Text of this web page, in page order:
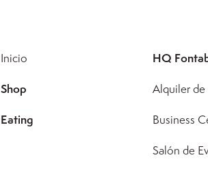
Inicio
Shop
Eating
HQ
Alquiler
Business
Salón de